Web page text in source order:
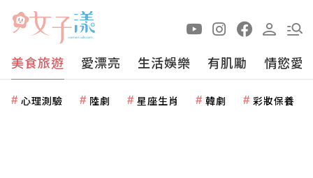
美食旅遊 愛漂亮 生活娛樂 有肌勵 情慾愛
心理測驗 陸劇 星座生肖 韓劇 彩妝保養